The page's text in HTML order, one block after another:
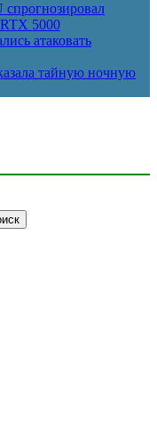
спрогнозировал
5000
атаковать
тайную ночную